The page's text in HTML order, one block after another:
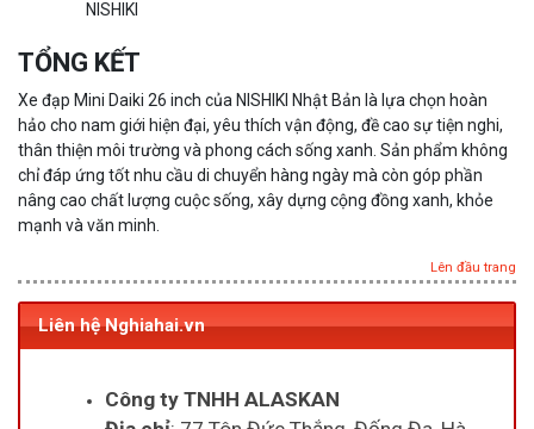
NISHIKI
TỔNG KẾT
Xe đạp Mini Daiki 26 inch của NISHIKI Nhật Bản là lựa chọn hoàn
hảo cho nam giới hiện đại, yêu thích vận động, đề cao sự tiện nghi,
thân thiện môi trường và phong cách sống xanh. Sản phẩm không
chỉ đáp ứng tốt nhu cầu di chuyển hàng ngày mà còn góp phần
nâng cao chất lượng cuộc sống, xây dựng cộng đồng xanh, khỏe
mạnh và văn minh.
Lên đầu trang
Liên hệ Nghiahai.vn
Công ty TNHH ALASKAN